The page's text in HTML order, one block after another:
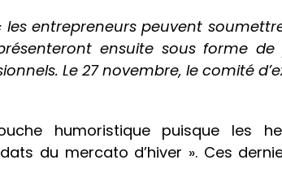
les entrepreneurs peuvent
ensuite sous forme
Le 27 novembre, le comité
humoristique puisque les
du mercato d’hiver ». Ces